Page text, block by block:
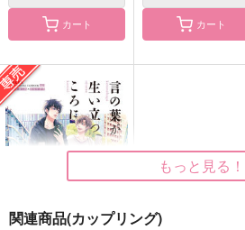
散らない桜
油凪
1,415円（税込）
狗巻棘
canvas（トレペ巻
サンプル
カート カート
もっと見る！
関連商品(カップリング)